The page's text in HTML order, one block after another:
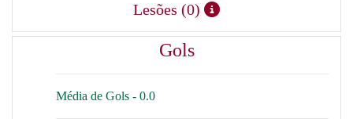
Lesões (0)
Gols
Média de Gols - 0.0